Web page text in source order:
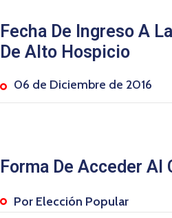
Fecha De Ingreso A
De Alto Hospicio
06 de Diciembre de 2016
Forma De Acceder Al
Por Elección Popular